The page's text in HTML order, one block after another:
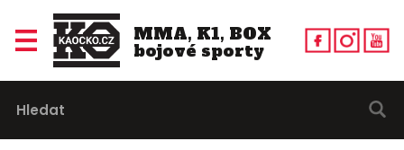
MMA, K1, BOX
bojové sporty